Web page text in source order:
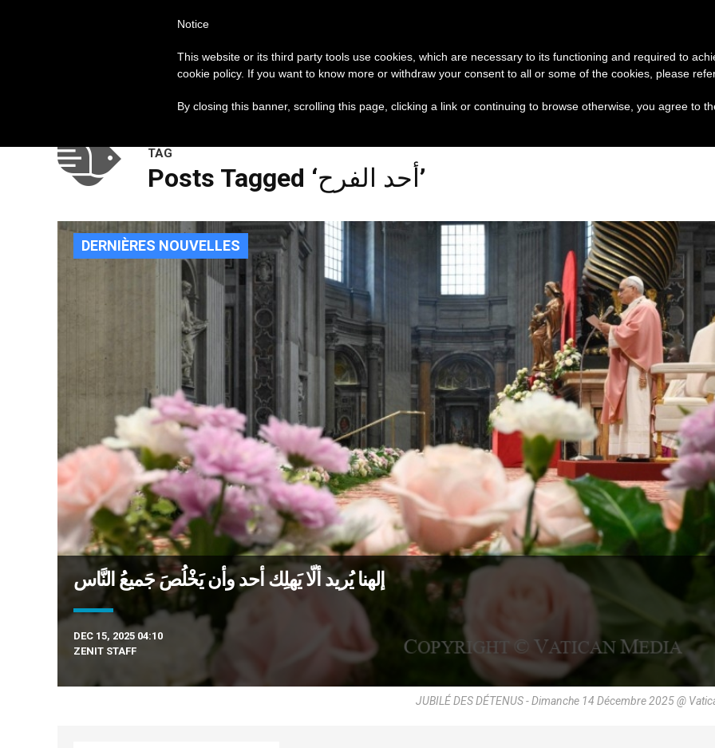
TAG
Posts Tagged ‘أحد الفرح’
DERNIÈRES NOUVELLES
إلهنا يُريد ألّا يَهلِك أحد وأن يَخْلُصَ جَميعُ النَّاس
DEC 15, 2025 04:10
ZENIT STAFF
JUBILÉ DES DÉTENUS - Dimanche 14 Décembre 2025 @
Notice
This website or its third party tools use cookies, which are necessary to its functioning and required to
cookie policy. If you want to know more or withdraw your consent to all or some of the cookies, please
By closing this banner, scrolling this page, clicking a link or continuing to browse otherwise, you agree to